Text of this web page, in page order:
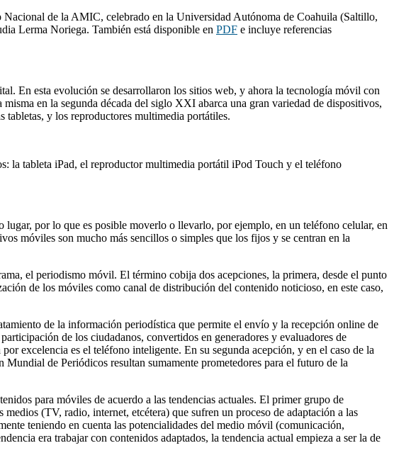
de la AMIC, celebrado en la Universidad Autónoma de Coahuila (Saltillo,
Lerma Noriega. También está disponible en PDF e incluye referencias
En esta evolución se desarrollaron los sitios web, y ahora la tecnología móvil con
en la segunda década del siglo XXI abarca una gran variedad de dispositivos,
y los reproductores multimedia portátiles.
la tableta iPad, el reproductor multimedia portátil iPod Touch y el teléfono
por lo que es posible moverlo o llevarlo, por ejemplo, en un teléfono celular, en
móviles son mucho más sencillos o simples que los fijos y se centran en la
el periodismo móvil. El término cobija dos acepciones, la primera, desde el punto
de los móviles como canal de distribución del contenido noticioso, en este caso,
de la información periodística que permite el envío y la recepción online de
de los ciudadanos, convertidos en generadores y evaluadores de
excelencia es el teléfono inteligente. En su segunda acepción, y en el caso de la
de Periódicos resultan sumamente prometedores para el futuro de la
para móviles de acuerdo a las tendencias actuales. El primer grupo de
(TV, radio, internet, etcétera) que sufren un proceso de adaptación a las
teniendo en cuenta las potencialidades del medio móvil (comunicación,
era trabajar con contenidos adaptados, la tendencia actual empieza a ser la de